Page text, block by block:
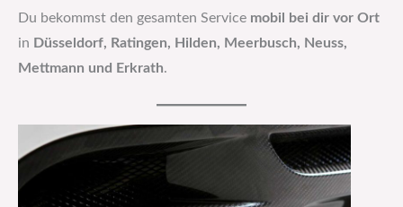
Du bekommst den gesamten Service mobil bei dir vor Ort
in Düsseldorf, Ratingen, Hilden, Meerbusch, Neuss,
Mettmann und Erkrath.